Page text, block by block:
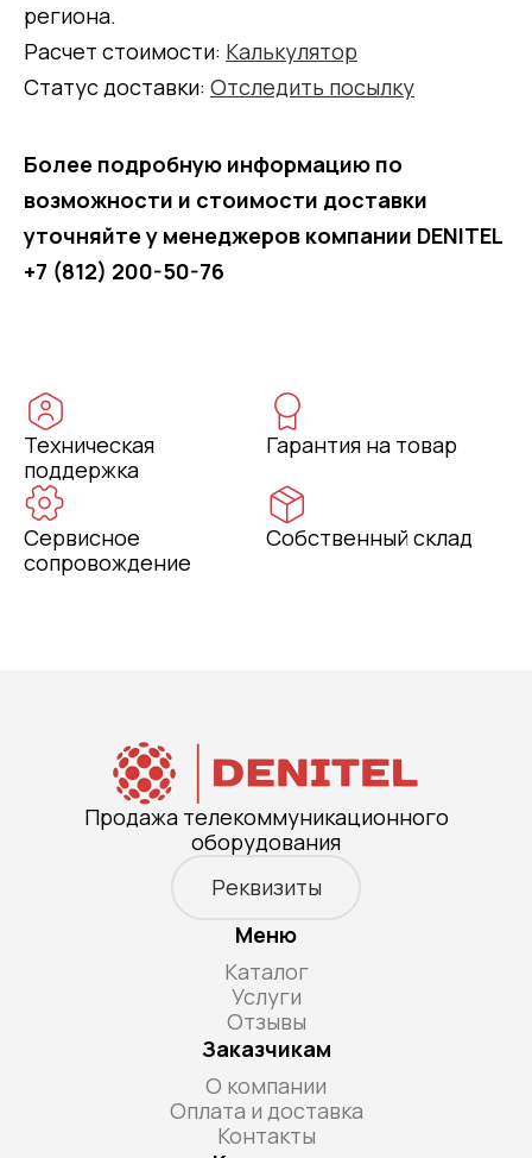
региона.
Расчет стоимости: Калькулятор
Статус доставки: Отследить посылку
Более подробную информацию по
возможности и стоимости доставки
уточняйте у менеджеров компании DENITEL
+7 (812) 200-50-76
Техническая
поддержка
Гарантия на товар
Сервисное
сопровождение
Собственный склад
Продажа телекоммуникационного
оборудования
Реквизиты
Меню
Каталог
Услуги
Отзывы
Заказчикам
О компании
Оплата и доставка
Контакты